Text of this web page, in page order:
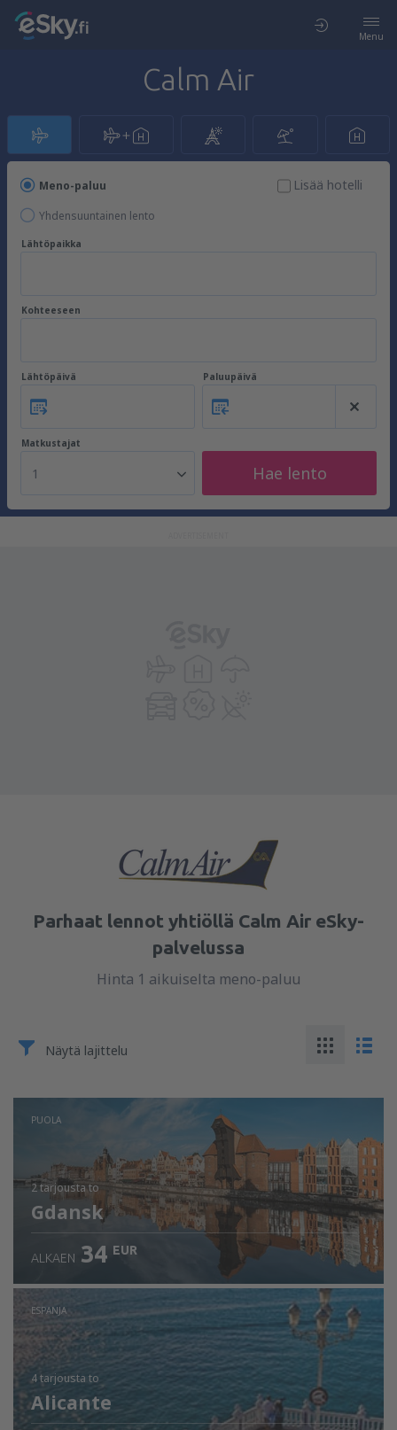
Menu
Calm Air
Meno-paluu
Yhdensuuntainen lento
Lisää hotelli
Lähtöpaikka
Kohteeseen
Lähtöpäivä Paluupäivä
Matkustajat
1 Hae lento
Parhaat lennot yhtiöllä Calm Air eSky-
palvelussa
Hinta 1 aikuiselta meno-paluu
Näytä lajittelu
PUOLA
2 tarjousta to
Gdansk
ALKAEN 34 EUR
ESPANJA
4 tarjousta to
Alicante